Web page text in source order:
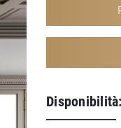
Disponibilità: